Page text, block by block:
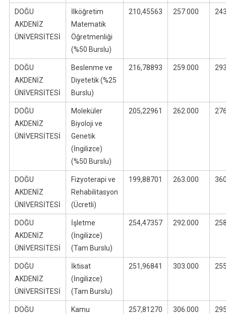
DOĞU
AKDENİZ
ÜNİVERSİTESİ
İlköğretim
Matematik
Öğretmenliği
(%50 Burslu)
210,45563 257.000
DOĞU
AKDENİZ
ÜNİVERSİTESİ
Beslenme ve
Diyetetik (%25
Burslu)
216,78893 259.000
DOĞU
AKDENİZ
ÜNİVERSİTESİ
Moleküler
Biyoloji ve
Genetik
(İngilizce)
(%50 Burslu)
205,22961 262.000
DOĞU
AKDENİZ
ÜNİVERSİTESİ
Fizyoterapi ve
Rehabilitasyon
(Ücretli)
199,88701 263.000
DOĞU
AKDENİZ
ÜNİVERSİTESİ
İşletme
(İngilizce)
(Tam Burslu)
254,47357 292.000
DOĞU
AKDENİZ
ÜNİVERSİTESİ
İktisat
(İngilizce)
(Tam Burslu)
251,96841 303.000
DOĞU
Kamu
257,81270 306.000